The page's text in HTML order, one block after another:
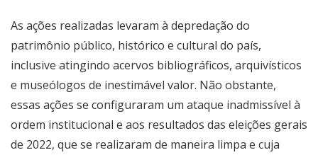
As ações realizadas levaram à depredação do
patrimônio público, histórico e cultural do país,
inclusive atingindo acervos bibliográficos, arquivísticos
e museólogos de inestimável valor. Não obstante,
essas ações se configuraram um ataque inadmissível à
ordem institucional e aos resultados das eleições gerais
de 2022, que se realizaram de maneira limpa e cuja